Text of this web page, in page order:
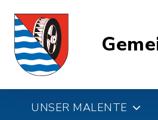
UNSER MALENTE